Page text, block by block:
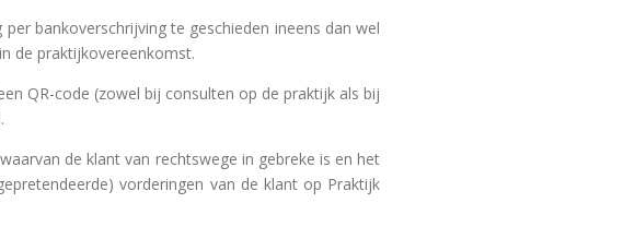
bankoverschrijving te geschieden ineens dan wel
de praktijkovereenkomst.
QR-code (zowel bij consulten op de praktijk als bij
de klant van rechtswege in gebreke is en het
vorderingen van de klant op Praktijk